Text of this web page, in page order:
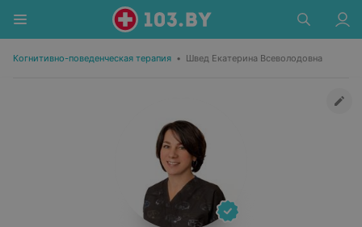
Когнитивно-поведенческая терапия • Швед Екатерина Всеволодовна